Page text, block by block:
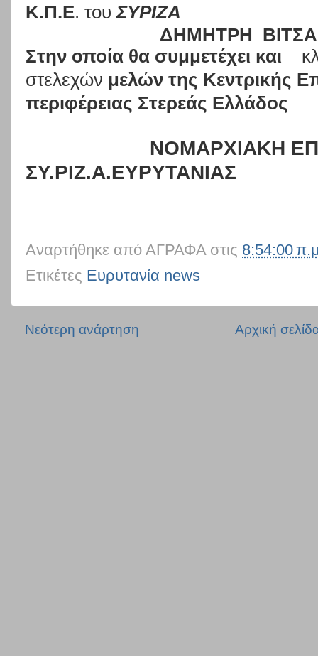
Κ.Π.Ε. τουΣΥΡΙΖΑ
ΔΗΜΗΤΡΗ ΒΙΤΣΑ
Στην οποία θα συμμετέχει και
στελεχών μελών της Κεντρικής
περιφέρειας Στερεάς Ελλάδος
ΝΟΜΑΡΧΙΑΚΗ
ΣΥ.ΡΙΖ.Α.ΕΥΡΥΤΑΝΙΑΣ
Αναρτήθηκε από ΑΓΡΑΦΑ στις 8:54:00
Ετικέτες Ευρυτανία news
Νεότερη ανάρτηση Αρχική